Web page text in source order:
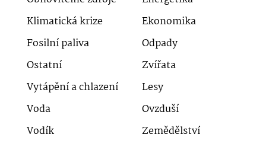
Klimatická krize
Ekonomika
Fosilní paliva
Odpady
Ostatní
Zvířata
Vytápění a chlazení
Lesy
Voda
Ovzduší
Vodík
Zemědělství